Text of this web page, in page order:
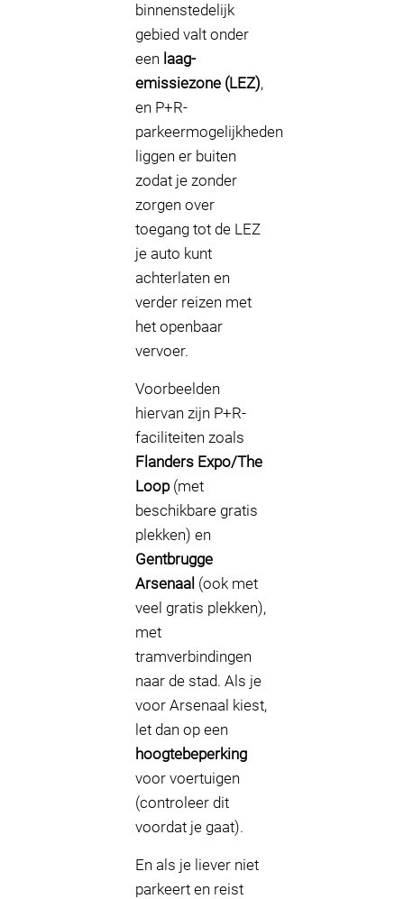
binnenstedelijk
gebied valt onder
een laag-
emissiezone (LEZ),
en P+R-
parkeermogelijkheden
liggen er buiten
zodat je zonder
zorgen over
toegang tot de LEZ
je auto kunt
achterlaten en
verder reizen met
het openbaar
vervoer.
Voorbeelden
hiervan zijn P+R-
faciliteiten zoals
Flanders Expo/The
Loop(met
beschikbare gratis
plekken) en
Gentbrugge
Arsenaal (ook met
veel gratis plekken),
met
tramverbindingen
naar de stad. Als je
voor Arsenaal kiest,
let dan op een
hoogtebeperking
voor voertuigen
(controleer dit
voordat je gaat).
En als je liever niet
parkeert en reist